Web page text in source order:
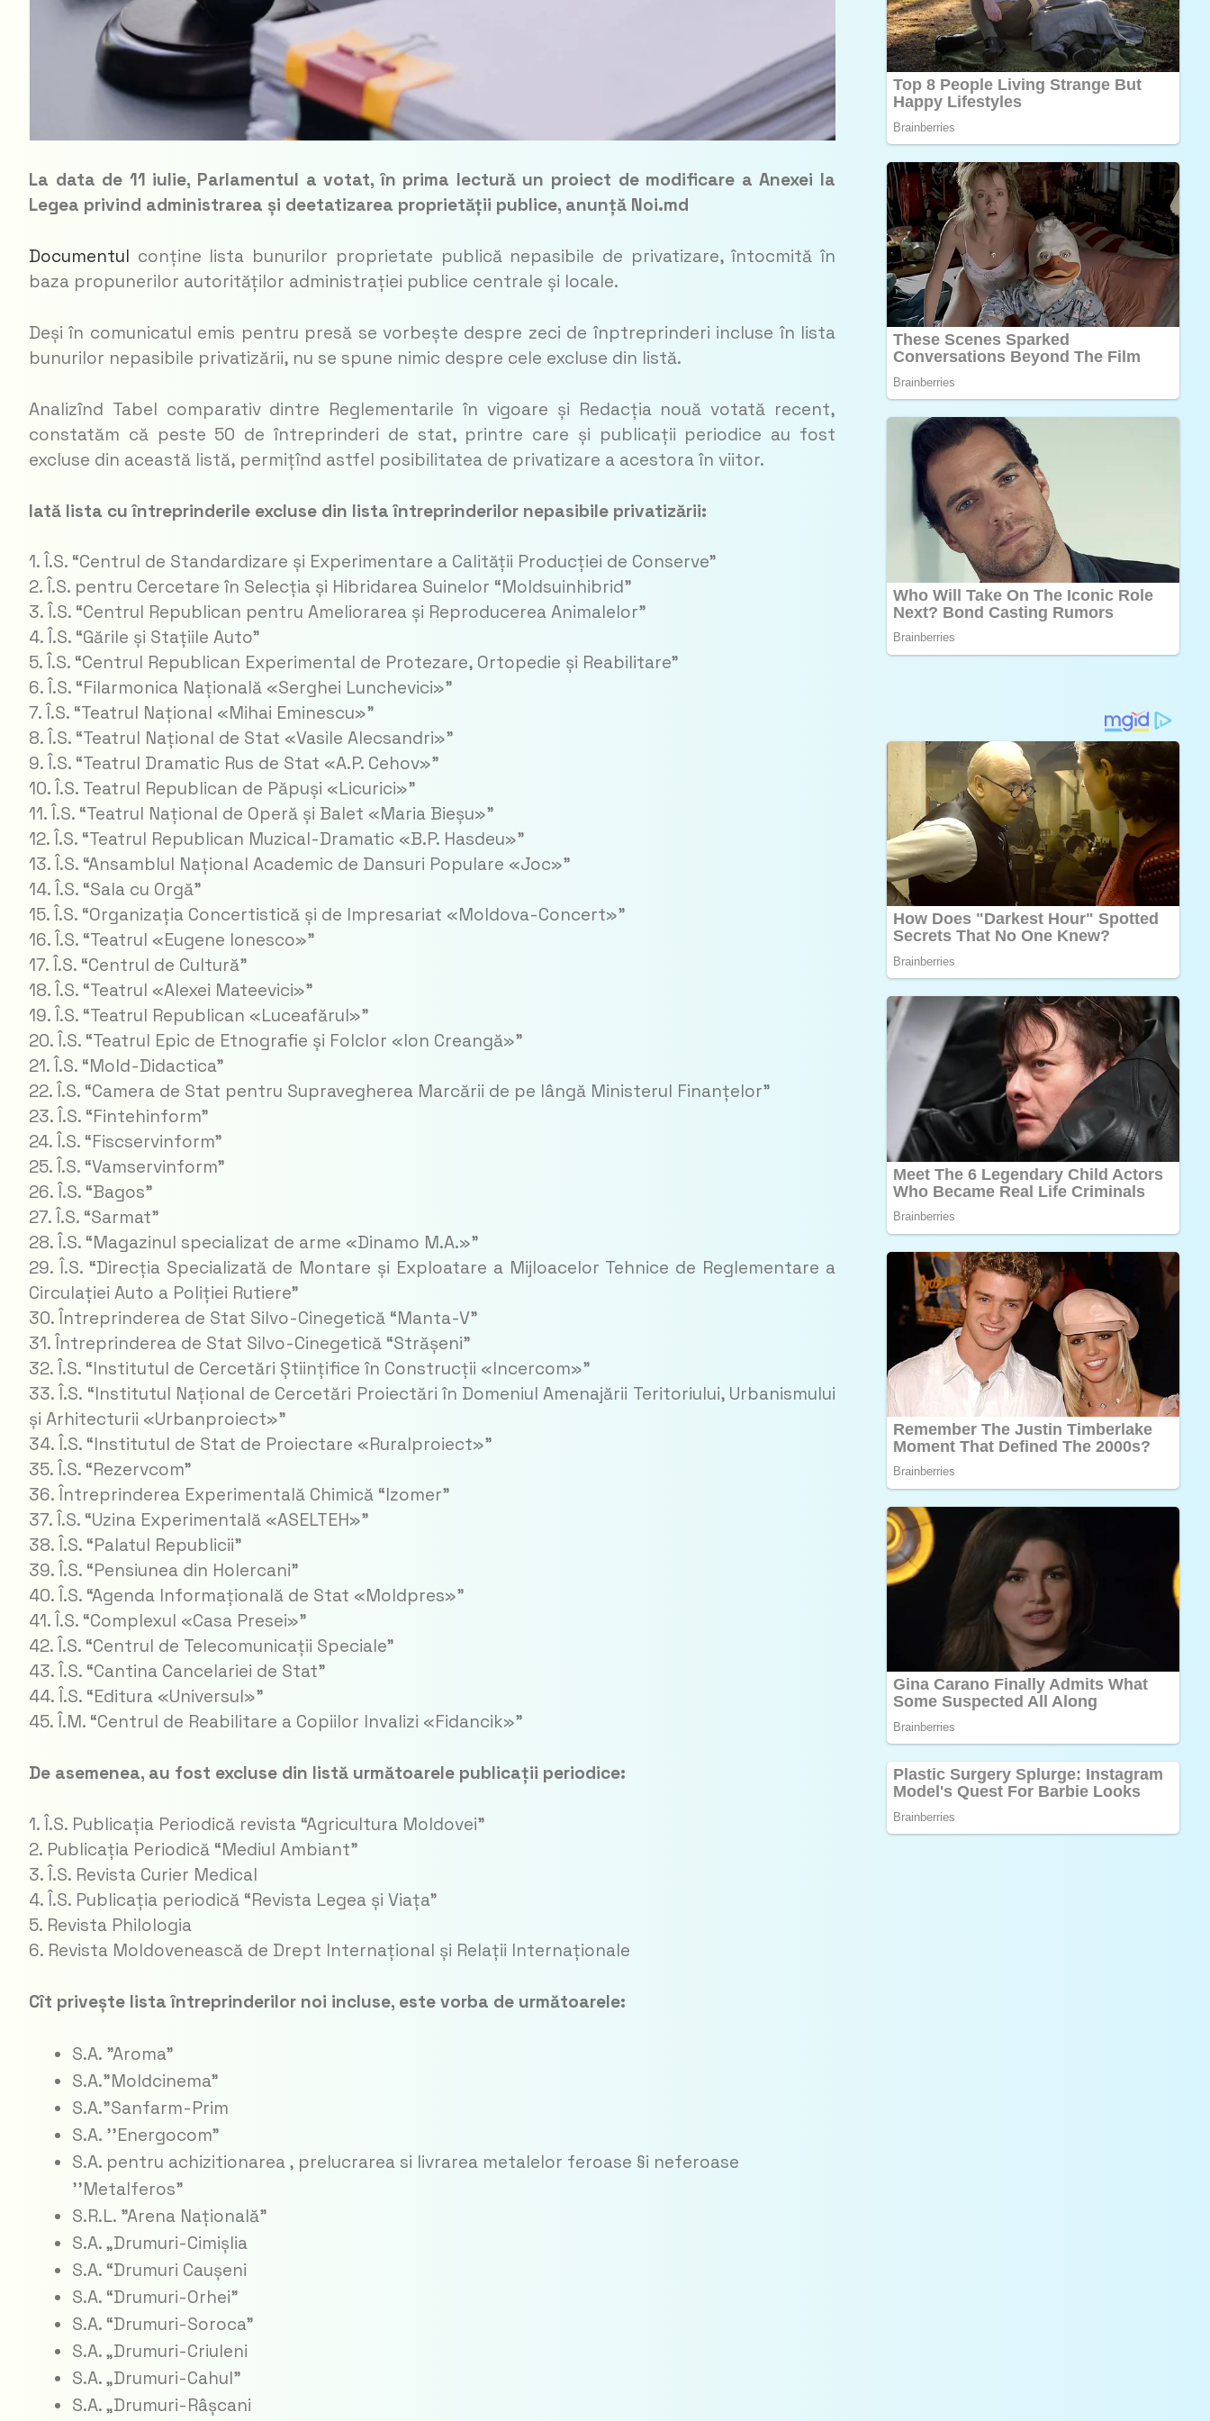
La data de 11 iulie, Parlamentul a votat, în prima lectură un proiect de modificare a Anexei la
Legea privind administrarea și deetatizarea proprietății publice, anunță Noi.md
Documentul conține lista bunurilor proprietate publică nepasibile de privatizare, întocmită în
baza propunerilor autorităților administrației publice centrale și locale.
Deși în comunicatul emis pentru presă se vorbește despre zeci de înptreprinderi incluse în lista
bunurilor nepasibile privatizării, nu se spune nimic despre cele excluse din listă.
Analizînd Tabel comparativ dintre Reglementarile în vigoare și Redacția nouă votată recent,
constatăm că peste 50 de întreprinderi de stat, printre care și publicații periodice au fost
excluse din această listă, permițînd astfel posibilitatea de privatizare a acestora în viitor.
Iată lista cu întreprinderile excluse din lista întreprinderilor nepasibile privatizării:
1. Î.S. “Centrul de Standardizare și Experimentare a Calității Producției de Conserve”
2. Î.S. pentru Cercetare în Selecția și Hibridarea Suinelor “Moldsuinhibrid”
3. Î.S. “Centrul Republican pentru Ameliorarea și Reproducerea Animalelor”
4. Î.S. “Gările și Stațiile Auto”
5. Î.S. “Centrul Republican Experimental de Protezare, Ortopedie și Reabilitare”
6. Î.S. “Filarmonica Națională «Serghei Lunchevici»”
7. Î.S. “Teatrul Național «Mihai Eminescu»”
8. Î.S. “Teatrul Național de Stat «Vasile Alecsandri»”
9. Î.S. “Teatrul Dramatic Rus de Stat «A.P. Cehov»”
10. Î.S. Teatrul Republican de Păpuși «Licurici»”
11. Î.S. “Teatrul Național de Operă și Balet «Maria Bieșu»”
12. Î.S. “Teatrul Republican Muzical-Dramatic «B.P. Hasdeu»”
13. Î.S. “Ansamblul Național Academic de Dansuri Populare «Joc»”
14. Î.S. “Sala cu Orgă”
15. Î.S. “Organizația Concertistică și de Impresariat «Moldova-Concert»”
16. Î.S. “Teatrul «Eugene Ionesco»”
17. Î.S. “Centrul de Cultură”
18. Î.S. “Teatrul «Alexei Mateevici»”
19. Î.S. “Teatrul Republican «Luceafărul»”
20. Î.S. “Teatrul Epic de Etnografie și Folclor «Ion Creangă»”
21. Î.S. “Mold-Didactica”
22. Î.S. “Camera de Stat pentru Supravegherea Marcării de pe lângă Ministerul Finanțelor”
23. Î.S. “Fintehinform”
24. Î.S. “Fiscservinform”
25. Î.S. “Vamservinform”
26. Î.S. “Bagos”
27. Î.S. “Sarmat”
28. Î.S. “Magazinul specializat de arme «Dinamo M.A.»”
29. Î.S. “Direcția Specializată de Montare și Exploatare a Mijloacelor Tehnice de Reglementare a
Circulației Auto a Poliției Rutiere”
30. Întreprinderea de Stat Silvo-Cinegetică “Manta-V”
31. Întreprinderea de Stat Silvo-Cinegetică “Strășeni”
32. Î.S. “Institutul de Cercetări Științifice în Construcții «Incercom»”
33. Î.S. “Institutul Național de Cercetări Proiectări în Domeniul Amenajării Teritoriului, Urbanismului
și Arhitecturii «Urbanproiect»”
34. Î.S. “Institutul de Stat de Proiectare «Ruralproiect»”
35. Î.S. “Rezervcom”
36. Întreprinderea Experimentală Chimică “Izomer”
37. Î.S. “Uzina Experimentală «ASELTEH»”
38. Î.S. “Palatul Republicii”
39. Î.S. “Pensiunea din Holercani”
40. Î.S. “Agenda Informațională de Stat «Moldpres»”
41. Î.S. “Complexul «Casa Presei»”
42. Î.S. “Centrul de Telecomunicații Speciale”
43. Î.S. “Cantina Cancelariei de Stat”
44. Î.S. “Editura «Universul»”
45. Î.M. “Centrul de Reabilitare a Copiilor Invalizi «Fidancik»”
De asemenea, au fost excluse din listă următoarele publicații periodice:
1. Î.S. Publicația Periodică revista “Agricultura Moldovei”
2. Publicația Periodică “Mediul Ambiant”
3. Î.S. Revista Curier Medical
4. Î.S. Publicația periodică “Revista Legea și Viața”
5. Revista Philologia
6. Revista Moldovenească de Drept Internațional și Relații Internaționale
Cît privește lista întreprinderilor noi incluse, este vorba de următoarele:
S.A. ”Aroma”
S.A.”Moldcinema”
S.A.”Sanfarm-Prim
S.A. ’’Energocom”
S.A. pentru achizitionarea , prelucrarea si livrarea metalelor feroase §i neferoase
’’Metalferos”
S.R.L. ”Arena Națională”
S.A. „Drumuri-Cimișlia
S.A. “Drumuri Caușeni
S.A. “Drumuri-Orhei”
S.A. “Drumuri-Soroca”
S.A. „Drumuri-Criuleni
S.A. „Drumuri-Cahul”
S.A. „Drumuri-Râșcani